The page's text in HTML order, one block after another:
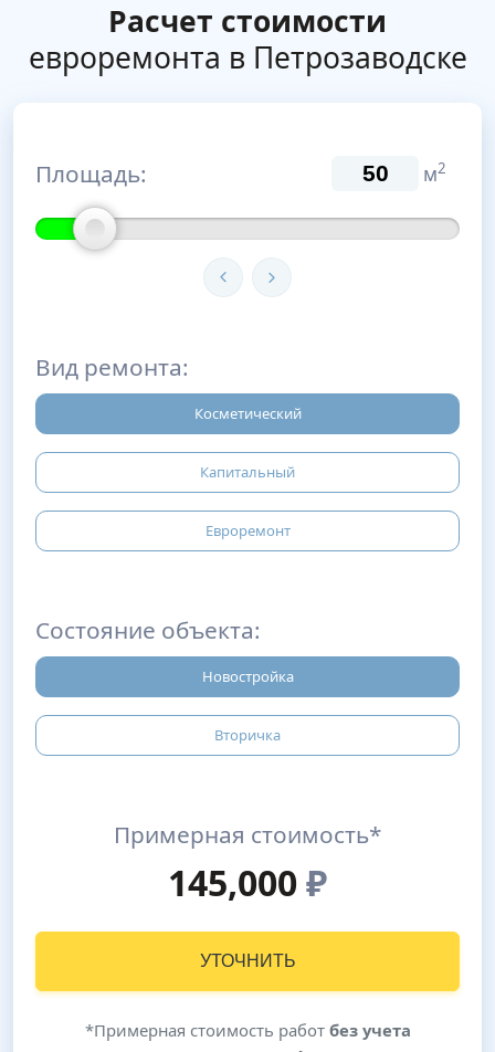
Расчет стоимости
евроремонта в Петрозаводске
Площадь: м2
Вид ремонта:
Косметический
Капитальный
Евроремонт
Состояние объекта:
Новостройка
Вторичка
Примерная стоимость*
145,000₽
УТОЧНИТЬ
*Примерная стоимость работ без учета